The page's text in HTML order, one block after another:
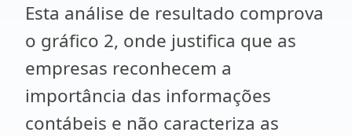
Esta análise de resultado comprova
o gráfico 2, onde justifica que as
empresas reconhecem a
importância das informações
contábeis e não caracteriza as